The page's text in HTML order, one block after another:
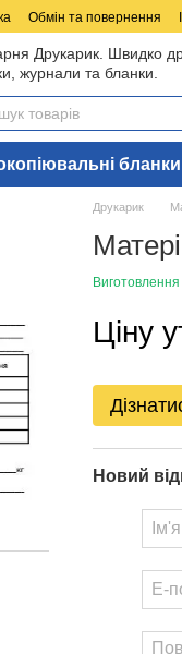
Обмін та повернення
Друкарик. Швидко
журнали та бланки.
бланки
Друкарик
Виготовлення
Ціну
Новий